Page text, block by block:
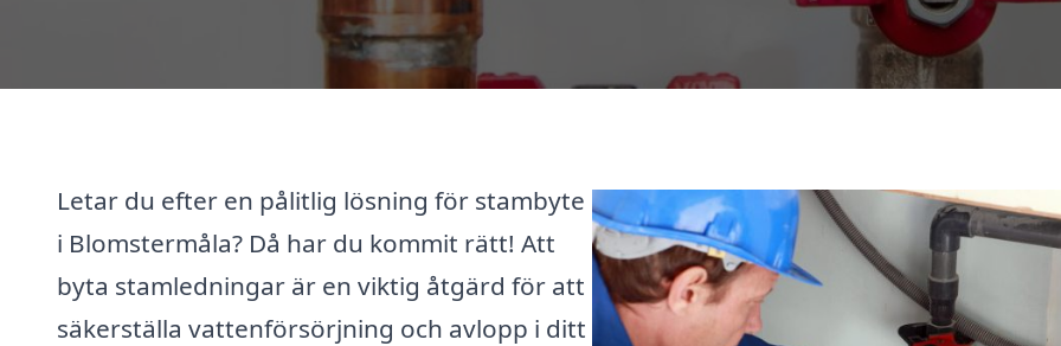
Letar du efter en pålitlig lösning för stambyte
i Blomstermåla? Då har du kommit rätt! Att
byta stamledningar är en viktig åtgärd för att
säkerställa vattenförsörjning och avlopp i ditt